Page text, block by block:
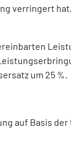
verringert
um 25 %.
auf Basis